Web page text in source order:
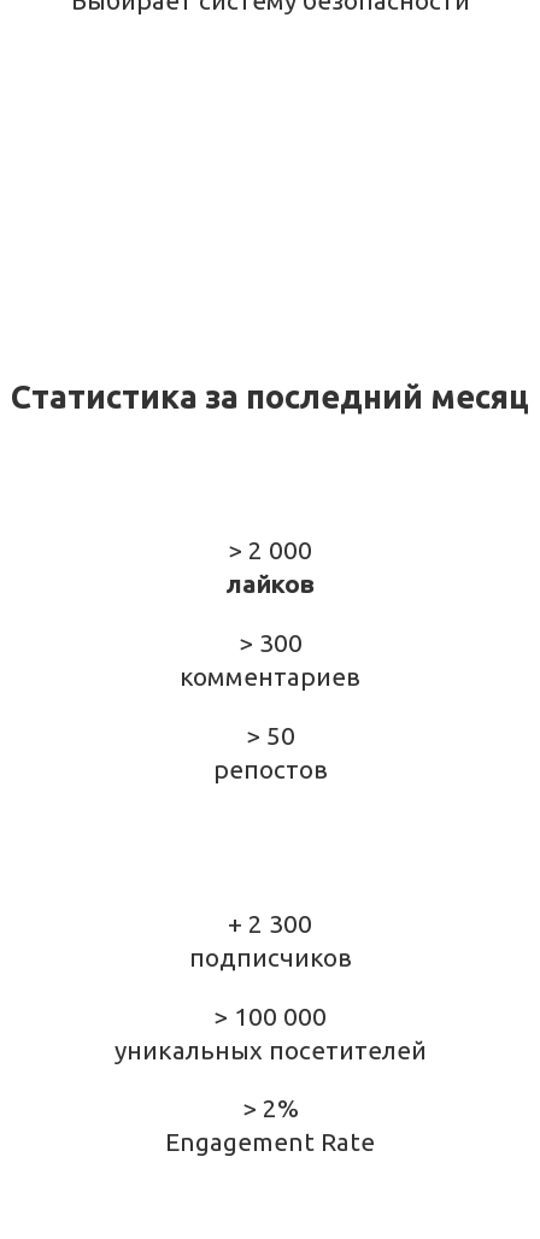
Статистика за последний месяц
> 2 000
лайков
> 300
комментариев
> 50
репостов
+ 2 300
подписчиков
> 100 000
уникальных посетителей
> 2%
Engagement Rate